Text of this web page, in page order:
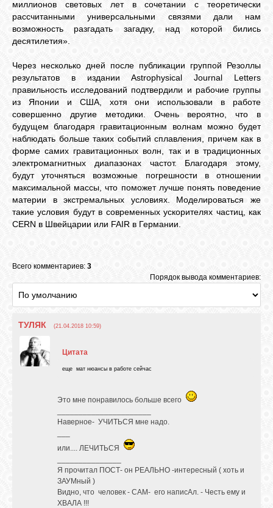
миллионов световых лет в сочетании с теоретически
рассчитанными универсальными связями дали нам
возможность разгадать загадку, над которой бились
десятилетия».
Через несколько дней после публикации группой Резоллы
результатов в издании Astrophysical Journal Letters
правильность исследований подтвердили и рабочие группы
из Японии и США, хотя они использовали в работе
совершенно другие методики. Очень вероятно, что в
будущем благодаря гравитационным волнам можно будет
наблюдать больше таких событий сплавления, причем как в
форме самих гравитационных волн, так и в традиционных
электромагнитных диапазонах частот. Благодаря этому,
будут уточняться возможные погрешности в отношении
максимальной массы, что поможет лучше понять поведение
материи в экстремальных условиях. Моделироваться же
такие условия будут в современных ускорителях частиц, как
CERN в Швейцарии или FAIR в Германии.
Всего комментариев: 3
Порядок вывода комментариев:
ТУЛЯК (21.04.2018 10:59)
Цитата
еще мат нюансы в работе сейчас
Это мне понравилось больше всего
Наверное- УЧИТЬСЯ мне надо.
или.... ЛЕЧИТЬСЯ
Я прочитал ПОСТ- он РЕАЛЬНО -интересный ( хоть и
ЗАУМный )
Видно, что человек - САМ- его написАл. - Честь ему и
ХВАЛА !!!